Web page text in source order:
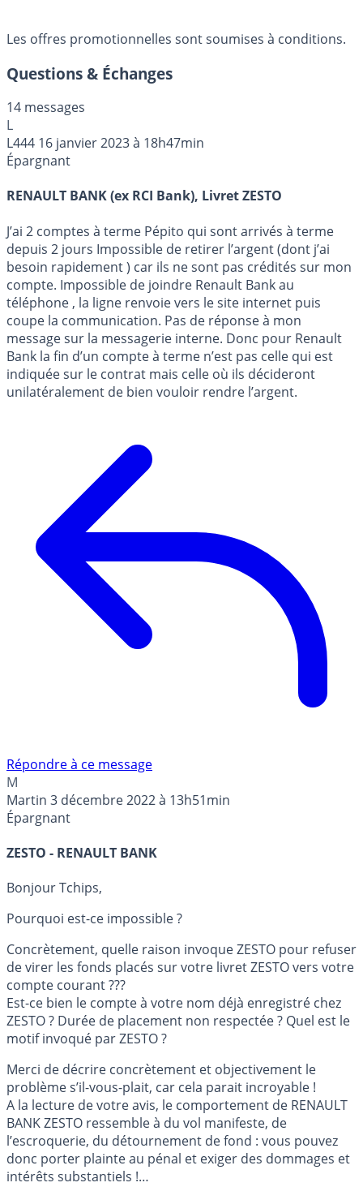
Les offres promotionnelles sont soumises à conditions.
Questions & Échanges
14 messages
L
L444 16 janvier 2023 à 18h47min
Épargnant
RENAULT BANK (ex RCI Bank), Livret ZESTO
J’ai 2 comptes à terme Pépito qui sont arrivés à terme
depuis 2 jours Impossible de retirer l’argent (dont j’ai
besoin rapidement ) car ils ne sont pas crédités sur mon
compte. Impossible de joindre Renault Bank au
téléphone , la ligne renvoie vers le site internet puis
coupe la communication. Pas de réponse à mon
message sur la messagerie interne. Donc pour Renault
Bank la fin d’un compte à terme n’est pas celle qui est
indiquée sur le contrat mais celle où ils décideront
unilatéralement de bien vouloir rendre l’argent.
Répondre à ce message
M
Martin 3 décembre 2022 à 13h51min
Épargnant
ZESTO - RENAULT BANK
Bonjour Tchips,
Pourquoi est-ce impossible ?
Concrètement, quelle raison invoque ZESTO pour refuser
de virer les fonds placés sur votre livret ZESTO vers votre
compte courant ???
Est-ce bien le compte à votre nom déjà enregistré chez
ZESTO ? Durée de placement non respectée ? Quel est le
motif invoqué par ZESTO ?
Merci de décrire concrètement et objectivement le
problème s’il-vous-plait, car cela parait incroyable !
A la lecture de votre avis, le comportement de RENAULT
BANK ZESTO ressemble à du vol manifeste, de
l’escroquerie, du détournement de fond : vous pouvez
donc porter plainte au pénal et exiger des dommages et
intérêts substantiels !…